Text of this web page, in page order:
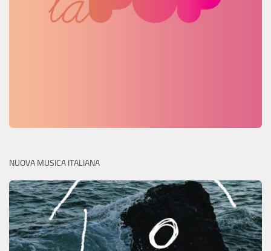
NUOVA MUSICA ITALIANA